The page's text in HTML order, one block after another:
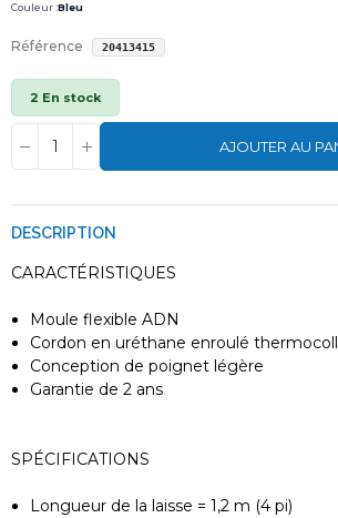
Couleur :Bleu
Référence 20413415
2 En stock
AJOUTER AU
DESCRIPTION
CARACTÉRISTIQUES
Moule flexible ADN
Cordon en uréthane enroulé
Conception de poignet légère
Garantie de 2 ans
SPÉCIFICATIONS
Longueur de la laisse = 1,2 m (4 pi)